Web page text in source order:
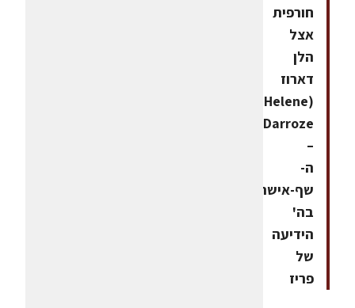
חורפית
אצל
הלן
דארוז
(Helene
–
ה-
שף-אישה
בה'
הידיעה
של
פריז